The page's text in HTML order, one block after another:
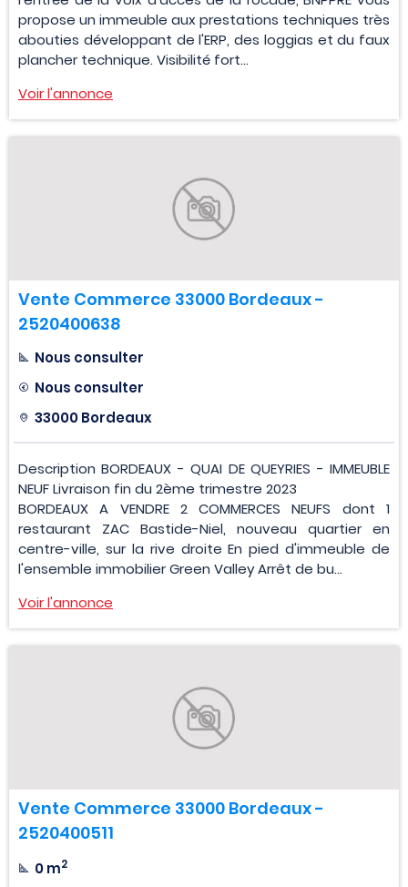
propose un immeuble aux prestations techniques très
abouties développant de l'ERP, des loggias et du faux
plancher technique. Visibilité fort...
Voir l'annonce
Vente Commerce 33000 Bordeaux -
2520400638
Nous consulter
Nous consulter
33000 Bordeaux
Description BORDEAUX - QUAI DE QUEYRIES - IMMEUBLE
NEUF Livraison fin du 2ème trimestre 2023
BORDEAUX A VENDRE 2 COMMERCES NEUFS dont 1
restaurant ZAC Bastide-Niel, nouveau quartier en
centre-ville, sur la rive droite En pied d'immeuble de
l'ensemble immobilier Green Valley Arrêt de bu...
Voir l'annonce
Vente Commerce 33000 Bordeaux -
2520400511
0 m2